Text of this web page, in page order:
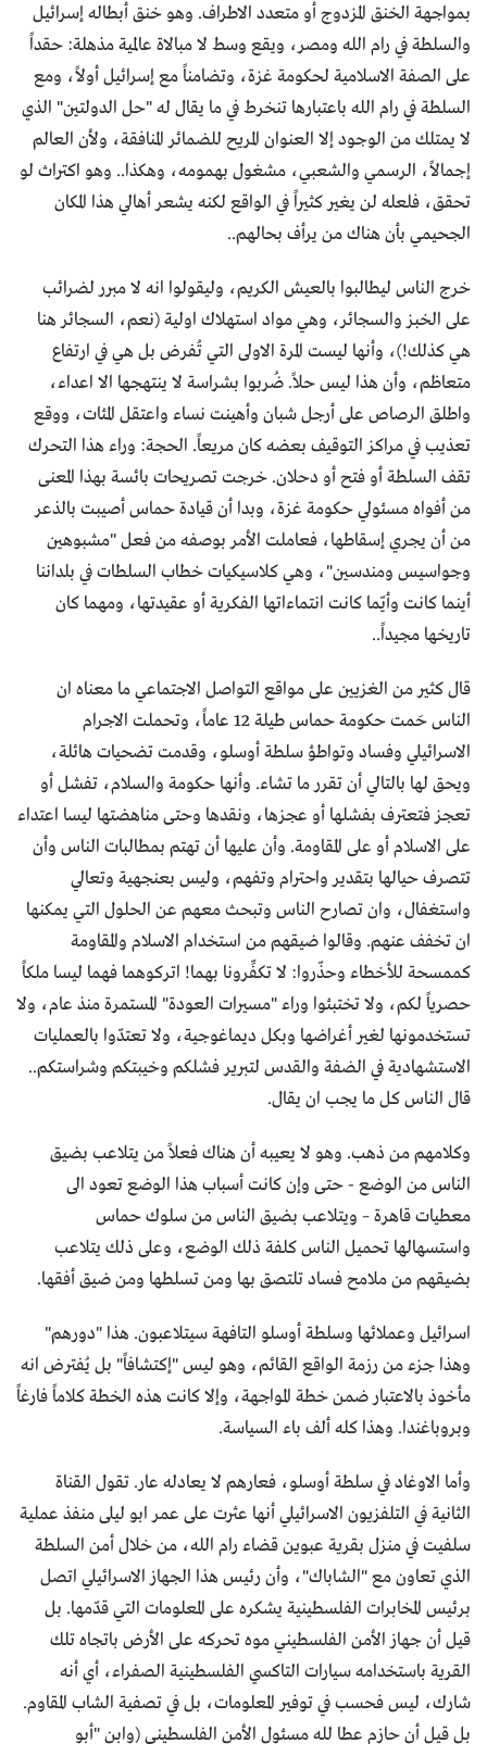
بمواجهة الخنق المزدوج أو متعدد الاطراف. وهو خنق أبطاله إسرائيل
والسلطة في رام الله ومصر، ويقع وسط لا مبالاة عالمية مذهلة: حقداً
على الصفة الاسلامية لحكومة غزة، وتضامناً مع إسرائيل أولاً، ومع
السلطة في رام الله باعتبارها تنخرط في ما يقال له "حل الدولتين" الذي
لا يمتلك من الوجود إلا العنوان المريح للضمائر المنافقة، ولأن العالم
إجمالاً، الرسمي والشعبي، مشغول بهمومه، وهكذا.. وهو اكتراث لو
تحقق، فلعله لن يغير كثيراً في الواقع لكنه يشعر أهالي هذا المكان
الجحيمي بأن هناك من يرأف بحالهم..
خرج الناس ليطالبوا بالعيش الكريم، وليقولوا انه لا مبرر لضرائب
على الخبز والسجائر، وهي مواد استهلاك اولية (نعم، السجائر هنا
هي كذلك!)، وأنها ليست المرة الاولى التي تُفرض بل هي في ارتفاع
متعاظم، وأن هذا ليس حلاً. ضُربوا بشراسة لا ينتهجها الا اعداء،
واطلق الرصاص على أرجل شبان وأهينت نساء واعتقل المئات، ووقع
تعذيب في مراكز التوقيف بعضه كان مريعاً. الحجة: وراء هذا التحرك
تقف السلطة أو فتح أو دحلان. خرجت تصريحات بائسة بهذا المعنى
من أفواه مسئولي حكومة غزة، وبدا أن قيادة حماس أصيبت بالذعر
من أن يجري إسقاطها، فعاملت الأمر بوصفه من فعل "مشبوهين
وجواسيس ومندسين"، وهي كلاسيكيات خطاب السلطات في بلداننا
أينما كانت وأيّما كانت انتماءاتها الفكرية أو عقيدتها، ومهما كان
تاريخها مجيداً..
قال كثير من الغزيين على مواقع التواصل الاجتماعي ما معناه ان
الناس حَمت حكومة حماس طيلة 12 عاماً، وتحملت الاجرام
الاسرائيلي وفساد وتواطؤ سلطة أوسلو، وقدمت تضحيات هائلة،
ويحق لها بالتالي أن تقرر ما تشاء. وأنها حكومة والسلام، تفشل أو
تعجز فتعترف بفشلها أو عجزها، ونقدها وحتى مناهضتها ليسا اعتداء
على الاسلام أو على المقاومة. وأن عليها أن تهتم بمطالبات الناس وأن
تتصرف حيالها بتقدير واحترام وتفهم، وليس بعنجهية وتعالي
واستغفال، وان تصارح الناس وتبحث معهم عن الحلول التي يمكنها
ان تخفف عنهم. وقالوا ضيقهم من استخدام الاسلام والمقاومة
كممسحة للأخطاء وحذّروا: لا تكفِّرونا بهما! اتركوهما فهما ليسا ملكاً
حصرياً لكم، ولا تختبئوا وراء "مسيرات العودة" المستمرة منذ عام، ولا
تستخدمونها لغير أغراضها وبكل ديماغوجية، ولا تعتدّوا بالعمليات
الاستشهادية في الضفة والقدس لتبرير فشلكم وخيبتكم وشراستكم..
قال الناس كل ما يجب ان يقال.
وكلامهم من ذهب. وهو لا يعيبه أن هناك فعلاً من يتلاعب بضيق
الناس من الوضع - حتى وإن كانت أسباب هذا الوضع تعود الى
معطيات قاهرة – ويتلاعب بضيق الناس من سلوك حماس
واستسهالها تحميل الناس كلفة ذلك الوضع، وعلى ذلك يتلاعب
بضيقهم من ملامح فساد تلتصق بها ومن تسلطها ومن ضيق أفقها.
اسرائيل وعملائها وسلطة أوسلو التافهة سيتلاعبون. هذا "دورهم"
وهذا جزء من رزمة الواقع القائم، وهو ليس "إكتشافاً" بل يُفترض انه
مأخوذ بالاعتبار ضمن خطة المواجهة، وإلا كانت هذه الخطة كلاماً فارغاً
وبروباغندا. وهذا كله ألف باء السياسة.
وأما الاوغاد في سلطة أوسلو، فعارهم لا يعادله عار. تقول القناة
الثانية في التلفزيون الاسرائيلي أنها عثرت على عمر ابو ليلى منفذ عملية
سلفيت في منزل بقرية عبوين قضاء رام الله، من خلال أمن السلطة
الذي تعاون مع "الشاباك"، وأن رئيس هذا الجهاز الاسرائيلي اتصل
برئيس المخابرات الفلسطينية يشكره على المعلومات التي قدّمها. بل
قيل أن جهاز الأمن الفلسطيني موه تحركه على الأرض باتجاه تلك
القرية باستخدامه سيارات التاكسي الفلسطينية الصفراء، أي أنه
شارك، ليس فحسب في توفير المعلومات، بل في تصفية الشاب المقاوم.
بل قيل أن حازم عطا لله مسئول الأمن الفلسطيني (وابن "أبو